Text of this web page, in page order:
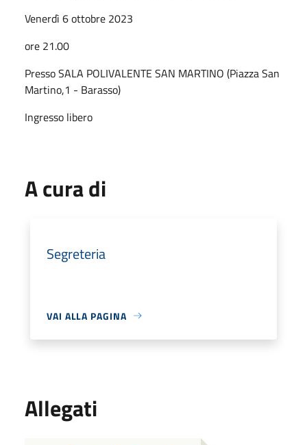
Venerdì 6 ottobre 2023
ore 21.00
Presso SALA POLIVALENTE SAN MARTINO (Piazza San
Martino,1 - Barasso)
Ingresso libero
A cura di
Segreteria
VAI ALLA PAGINA
Allegati